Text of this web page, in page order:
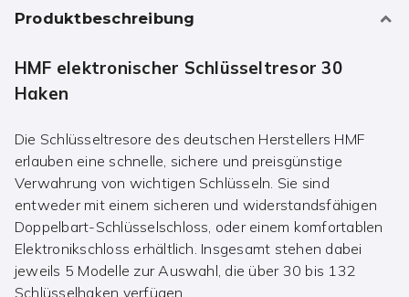
Produktbeschreibung
HMF elektronischer Schlüsseltresor 30
Haken
Die Schlüsseltresore des deutschen Herstellers HMF
erlauben eine schnelle, sichere und preisgünstige
Verwahrung von wichtigen Schlüsseln. Sie sind
entweder mit einem sicheren und widerstandsfähigen
Doppelbart-Schlüsselschloss, oder einem komfortablen
Elektronikschloss erhältlich. Insgesamt stehen dabei
jeweils 5 Modelle zur Auswahl, die über 30 bis 132
Schlüsselhaken verfügen.